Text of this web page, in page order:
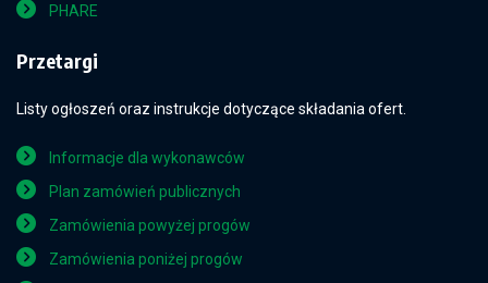
PHARE
Przetargi
Listy ogłoszeń oraz instrukcje dotyczące składania ofert.
Informacje dla wykonawców
Plan zamówień publicznych
Zamówienia powyżej progów
Zamówienia poniżej progów